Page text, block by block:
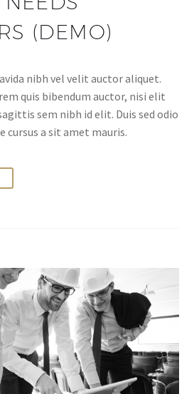
(DEMO)
nibh vel velit auctor aliquet.
quis bibendum auctor, nisi elit
sem nibh id elit. Duis sed odio
a sit amet mauris.